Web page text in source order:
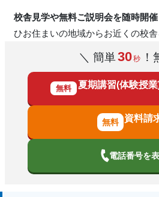
校舎見学や無料ご説明会を随時開催
ひお住まいの地域からお近くの校舎
＼ 簡単30秒 ！
無料 夏期講習(体験授
資料請
電話番号を